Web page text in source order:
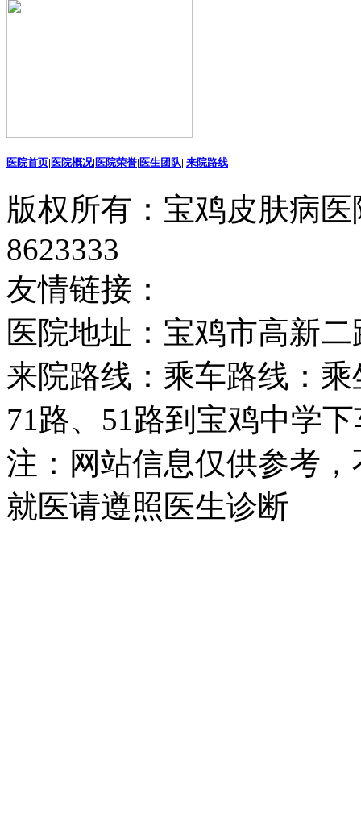
医院首页| 医院概况| 医院荣誉| 医生团队| 来院路线
版权所有：宝鸡皮肤病
8623333
友情链接：
医院地址：宝鸡市高新二
来院路线：乘车路线：
71路、51路到宝鸡中学
注：网站信息仅供参考
就医请遵照医生诊断